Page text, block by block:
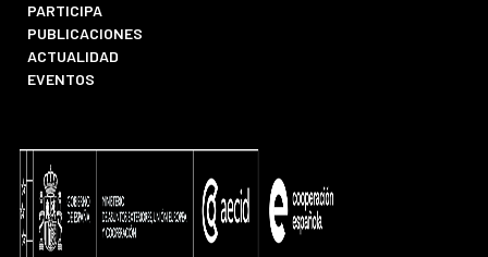
PARTICIPA
PUBLICACIONES
ACTUALIDAD
EVENTOS